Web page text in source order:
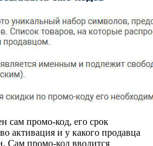
сам промо-код, его срок
активация и у какого продавца
Сам промо-код вводится